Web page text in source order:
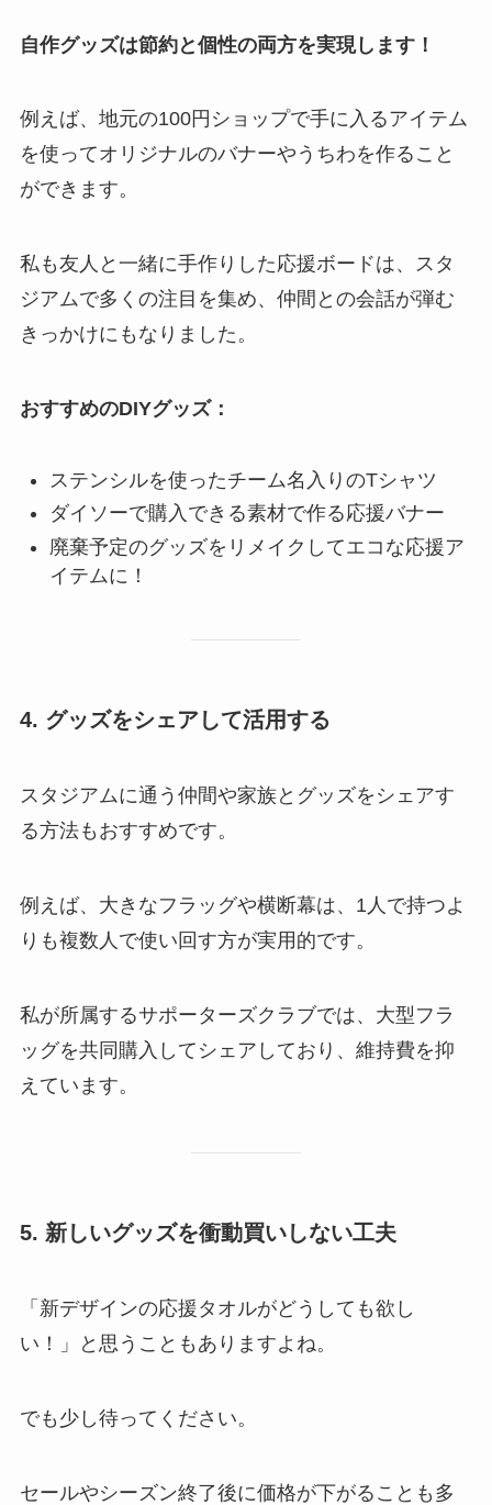
自作グッズは節約と個性の両方を実現します！
例えば、地元の100円ショップで手に入るアイテム
を使ってオリジナルのバナーやうちわを作ること
ができます。
私も友人と一緒に手作りした応援ボードは、スタ
ジアムで多くの注目を集め、仲間との会話が弾む
きっかけにもなりました。
おすすめのDIYグッズ：
ステンシルを使ったチーム名入りのTシャツ
ダイソーで購入できる素材で作る応援バナー
廃棄予定のグッズをリメイクしてエコな応援ア
イテムに！
4. グッズをシェアして活用する
スタジアムに通う仲間や家族とグッズをシェアす
る方法もおすすめです。
例えば、大きなフラッグや横断幕は、1人で持つよ
りも複数人で使い回す方が実用的です。
私が所属するサポーターズクラブでは、大型フラ
ッグを共同購入してシェアしており、維持費を抑
えています。
5. 新しいグッズを衝動買いしない工夫
「新デザインの応援タオルがどうしても欲し
い！」と思うこともありますよね。
でも少し待ってください。
セールやシーズン終了後に価格が下がることも多